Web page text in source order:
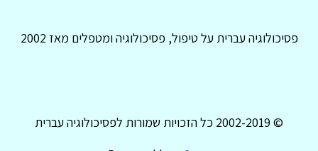
פסיכולוגיה עברית על טיפול, פסיכולוגיה ומטפלים מאז 2002
© 2002-2019 כל הזכויות שמורות לפסיכולוגיה עברית